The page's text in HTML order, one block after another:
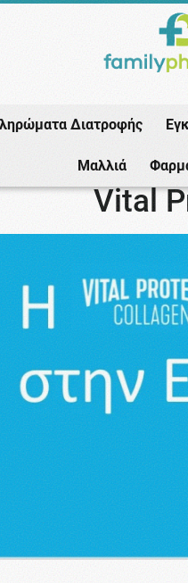
Διατροφής
Μαλλιά
Αρχική /
Vital